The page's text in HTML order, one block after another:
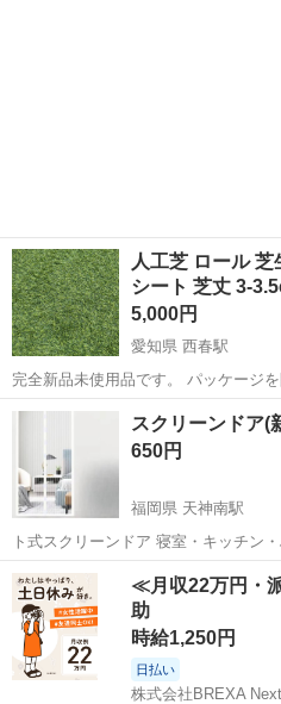
人工芝 ロール
シート 芝丈 3-
5,000円
愛知県 西春駅
完全新品未使用品です。 パッケージを開け
の人工芝です。 ブランド BENJJ 色 春色 屋内/屋外使用 屋外用 商品の
個数 1 特徴 防火防カビ排水高密度ふ
ベキ...
愛知 北名古屋市
スクリーンドア(
650円
福岡県 天神南駅
ト式スクリーンドア 寝室・キッチン・
ットソフトメッ…
福岡 福岡市 天神南駅 その
≪月収22万円・
助
時給1,250円
日払い
株式会社BREXA Next